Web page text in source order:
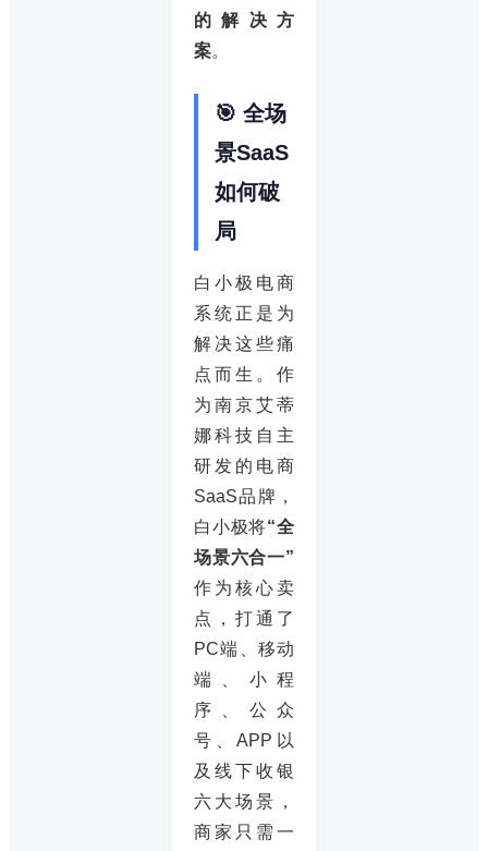
的解决方
案。
🎯 全场
景SaaS
如何破
局
白小极电商
系统正是为
解决这些痛
点而生。作
为南京艾蒂
娜科技自主
研发的电商
SaaS品牌，
白小极将“全
场景六合一”
作为核心卖
点，打通了
PC端、移动
端、小程
序、公众
号、APP以
及线下收银
六大场景，
商家只需一